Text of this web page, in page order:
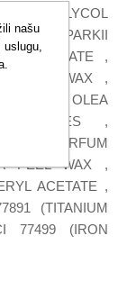
GLYCOL
PARKII
ROSINATE ,
SEED WAX ,
, OLEA
,
, PARFUM
PEEL WAX ,
ACETATE ,
(TITANIUM
77499 (IRON
našu